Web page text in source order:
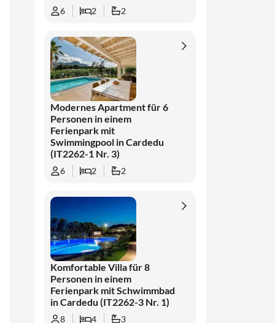
6 2 2
Modernes Apartment für 6
Personen in einem
Ferienpark mit
Swimmingpool in Cardedu
(IT2262-1 Nr. 3)
6 2 2
Komfortable Villa für 8
Personen in einem
Ferienpark mit Schwimmbad
in Cardedu (IT2262-3 Nr. 1)
8 4 3